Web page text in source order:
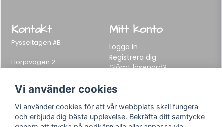
Kontakt
Pysseltagen AB
Hörjavägen 2
282 34 Tyringe, Sweden
E-post:info@pysseltagen.se
Mitt konto
Logga in
Registrera dig
Glömt lösenord?
Info Följ oss
Vi använder cookies
Vi använder cookies för att vår webbplats skall fungera
och erbjuda dig bästa upplevelse. Bekräfta ditt samtycke